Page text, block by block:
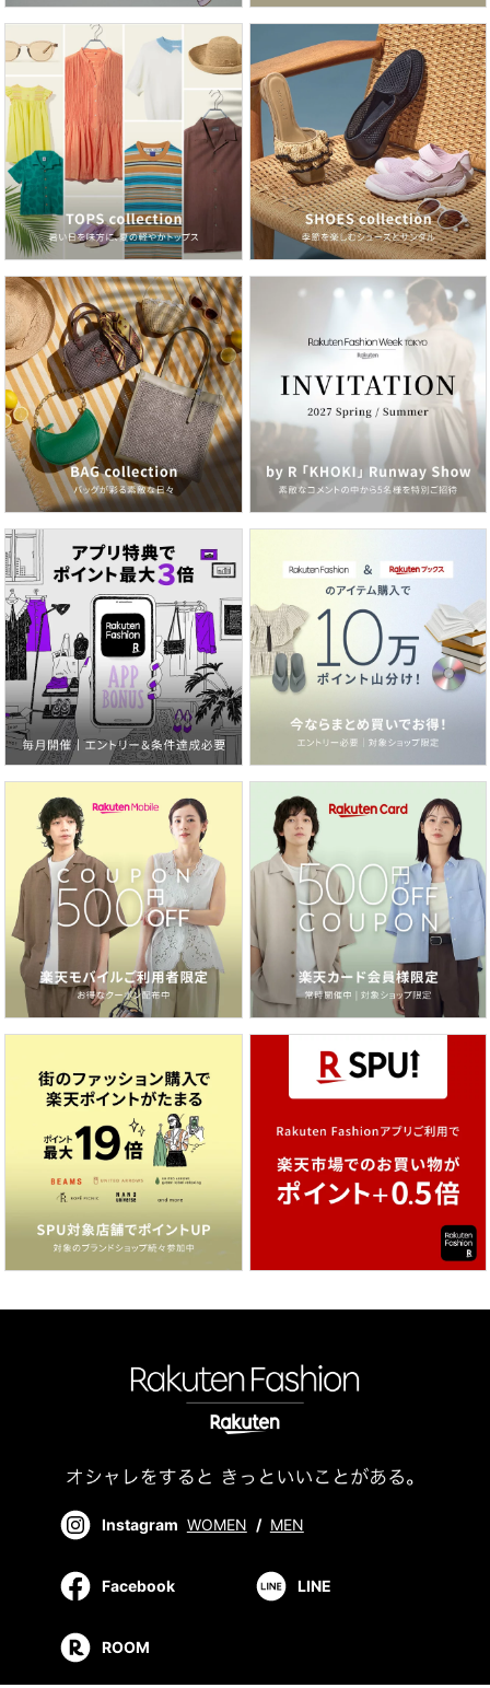
Instagram WOMEN / MEN
Facebook LINE
ROOM